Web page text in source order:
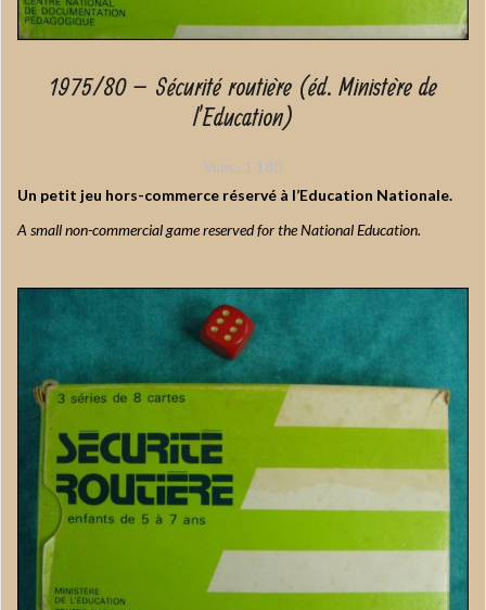
1975/80 – Sécurité routière (éd. Ministère de
l’Education)
Vues : 1 180
Un petit jeu hors-commerce réservé à l’Education Nationale.
A small non-commercial game reserved for the National Education.